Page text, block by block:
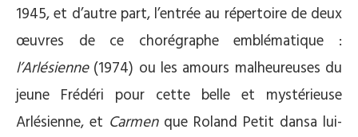
1945, et d’autre part, l’entrée au répertoire de deux
œuvres de ce chorégraphe emblématique :
l’Arlésienne(1974) ou les amours malheureuses du
jeune Frédéri pour cette belle et mystérieuse
Arlésienne, et Carmen que Roland Petit dansa lui-